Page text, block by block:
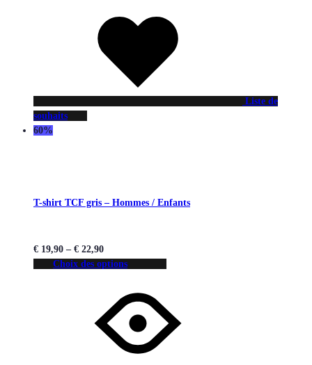
Liste de
souhaits
60%
T-shirt TCF gris – Hommes / Enfants
€ 19,90 – € 22,90
Choix des options